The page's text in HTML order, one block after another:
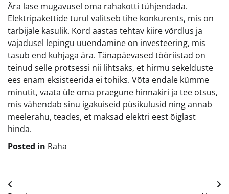
Ära lase mugavusel oma rahakotti tühjendada.
Elektripakettide turul valitseb tihe konkurents, mis on
tarbijale kasulik. Kord aastas tehtav kiire võrdlus ja
vajadusel lepingu uuendamine on investeering, mis
tasub end kuhjaga ära. Tänapäevased tööriistad on
teinud selle protsessi nii lihtsaks, et hirmu sekelduste
ees enam eksisteerida ei tohiks. Võta endale kümme
minutit, vaata üle oma praegune hinnakiri ja tee otsus,
mis vähendab sinu igakuiseid püsikulusid ning annab
meelerahu, teades, et maksad elektri eest õiglast
hinda.
Posted in Raha
Navigeerimine